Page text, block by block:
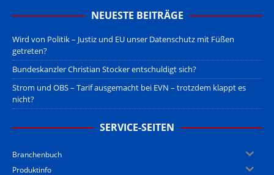
NEUESTE BEITRÄGE
Wird von Politik – Justiz und EU unser Datenschutz mit Füßen
getreten?
Bundeskanzler Christian Stocker entschuldigt sich?
Strom und OBS – Tarif ausgemacht bei EVN – trotzdem klappt es
nicht?
SERVICE-SEITEN
Branchenbuch
Produktinfo